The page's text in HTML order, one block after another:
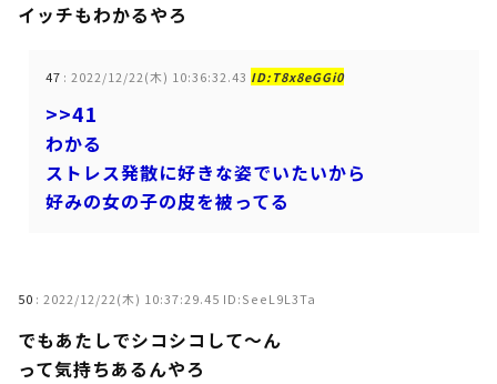
イッチもわかるやろ
47 : 2022/12/22(木) 10:36:32.43 ID:T8x8eGGi0
>>41
わかる
ストレス発散に好きな姿でいたいから
好みの女の子の皮を被ってる
50 : 2022/12/22(木) 10:37:29.45 ID:SeeL9L3Ta
でもあたしでシコシコして～ん
って気持ちあるんやろ